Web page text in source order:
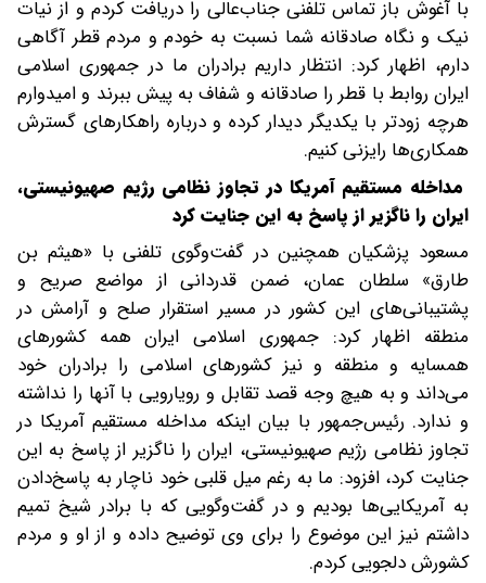
با آغوش باز تماس تلفنی جناب‌عالی را دریافت کردم و از نیات
نیک و نگاه صادقانه شما نسبت به خودم و مردم قطر آگاهی
دارم، اظهار کرد: انتظار داریم برادران ما در جمهوری اسلامی
ایران روابط با قطر را صادقانه و شفاف به پیش ببرند و امیدوارم
هرچه زودتر با یکدیگر دیدار کرده و درباره راهکارهای گسترش
همکاری‌ها رایزنی کنیم.
مداخله مستقیم آمریکا در تجاوز نظامی رژیم صهیونیستی،
ایران را ناگزیر از پاسخ به این جنایت کرد
مسعود پزشکیان همچنین در گفت‌وگوی تلفنی با «هیثم بن
طارق» سلطان عمان، ضمن قدردانی از مواضع صریح و
پشتیبانی‌های این کشور در مسیر استقرار صلح و آرامش در
منطقه اظهار کرد: جمهوری اسلامی ایران همه کشورهای
همسایه و منطقه و نیز کشورهای اسلامی را برادران خود
می‌داند و به هیچ وجه قصد تقابل و رویارویی با آنها را نداشته
و ندارد. رئیس‌جمهور با بیان اینکه مداخله مستقیم آمریکا در
تجاوز نظامی رژیم صهیونیستی، ایران را ناگزیر از پاسخ به این
جنایت کرد، افزود: ما به رغم میل قلبی خود ناچار به پاسخ‌دادن
به آمریکایی‌ها بودیم و در گفت‌وگویی که با برادر شیخ تمیم
داشتم نیز این موضوع را برای وی توضیح داده و از او و مردم
کشورش دلجویی کردم.